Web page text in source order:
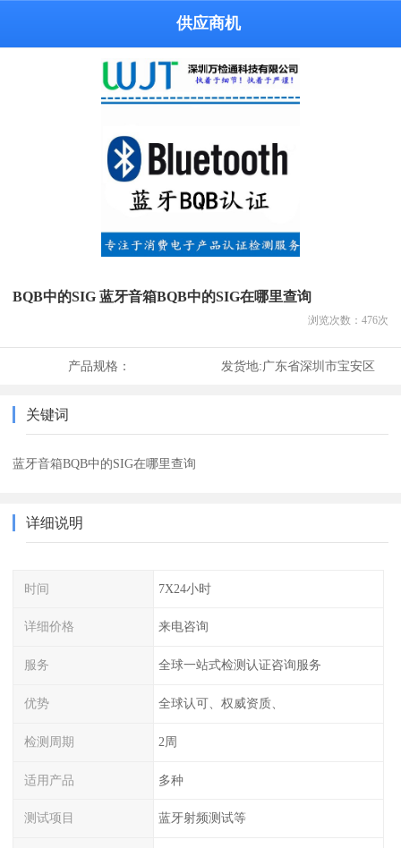
供应商机
BQB中的SIG 蓝牙音箱BQB中的SIG在哪里查询
浏览次数： 476次
产品规格： 发货地:广东省深圳市宝安区
关键词
蓝牙音箱BQB中的SIG在哪里查询
详细说明
时间 7X24小时
详细价格 来电咨询
服务 全球一站式检测认证咨询服务
优势 全球认可、权威资质、
检测周期 2周
适用产品 多种
测试项目 蓝牙射频测试等